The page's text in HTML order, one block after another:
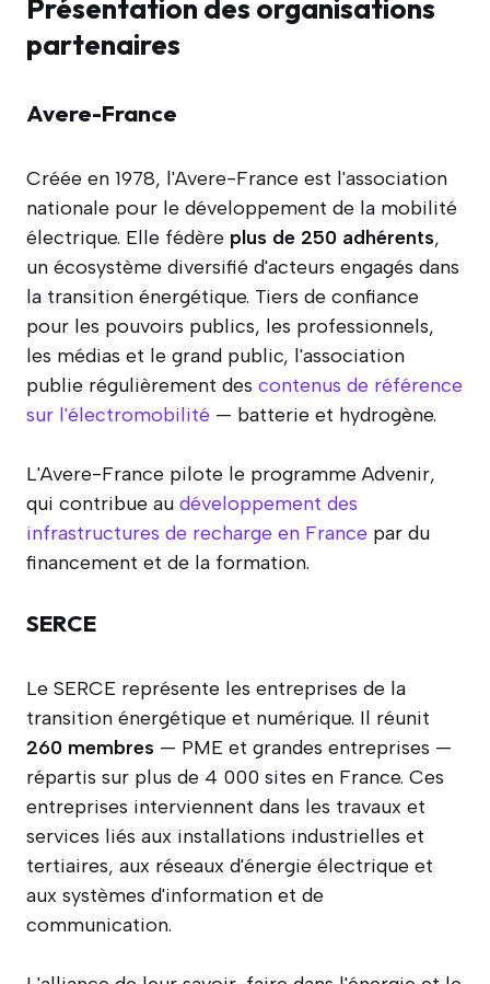
Présentation des organisations
partenaires
Avere-France
Créée en 1978, l'Avere-France est l'association
nationale pour le développement de la mobilité
électrique. Elle fédère plus de 250 adhérents,
un écosystème diversifié d'acteurs engagés dans
la transition énergétique. Tiers de confiance
pour les pouvoirs publics, les professionnels,
les médias et le grand public, l'association
publie régulièrement des contenus de référence
sur l'électromobilité — batterie et hydrogène.
L'Avere-France pilote le programme Advenir,
qui contribue au développement des
infrastructures de recharge en France par du
financement et de la formation.
SERCE
Le SERCE représente les entreprises de la
transition énergétique et numérique. Il réunit
260 membres — PME et grandes entreprises —
répartis sur plus de 4 000 sites en France. Ces
entreprises interviennent dans les travaux et
services liés aux installations industrielles et
tertiaires, aux réseaux d'énergie électrique et
aux systèmes d'information et de
communication.